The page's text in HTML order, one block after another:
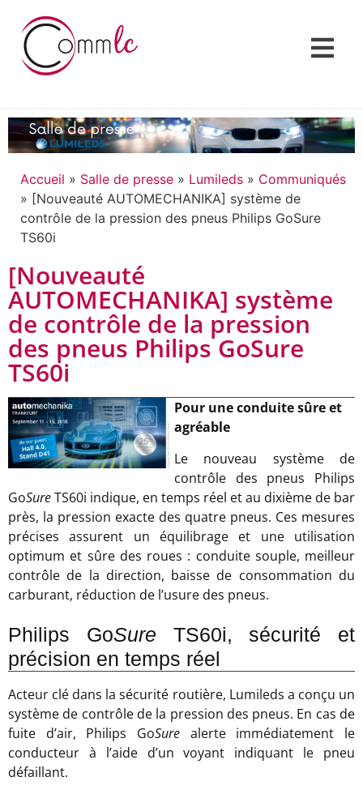
Accueil » Salle de presse » Lumileds » Communiqués
» [Nouveauté AUTOMECHANIKA] système de
contrôle de la pression des pneus Philips GoSure
TS60i
[Nouveauté
AUTOMECHANIKA] système
de contrôle de la pression
des pneus Philips GoSure
TS60i
Pour une conduite sûre et
agréable
Le nouveau système de
contrôle des pneus Philips
GoSureTS60i indique, en temps réel et au dixième de bar
près, la pression exacte des quatre pneus. Ces mesures
précises assurent un équilibrage et une utilisation
optimum et sûre des roues : conduite souple, meilleur
contrôle de la direction, baisse de consommation du
carburant, réduction de l’usure des pneus.
Philips GoSure TS60i, sécurité et
précision en temps réel
Acteur clé dans la sécurité routière, Lumileds a conçu un
système de contrôle de la pression des pneus. En cas de
fuite d’air, Philips GoSure alerte immédiatement le
conducteur à l’aide d’un voyant indiquant le pneu
défaillant.